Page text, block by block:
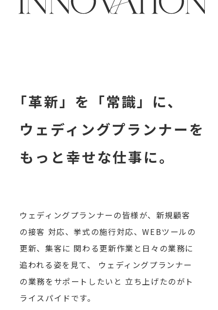
「革新」を「常識」に、
ウェディングプランナーを
もっと幸せな仕事に。
ウェディングプランナーの皆様が、新規顧客
の接客 対応、挙式の施行対応、WEBツールの
更新、集客に 関わる更新作業と日々の業務に
追われる姿を見て、
ウェディングプランナー
の業務をサポートしたいと 立ち上げたのがト
ライスパイドです。